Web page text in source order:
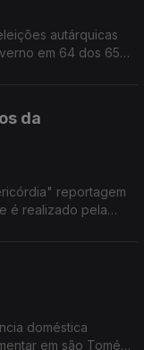
autárquicas
em 64 dos 65
da
é realizado pela
doméstica
em são Tomé